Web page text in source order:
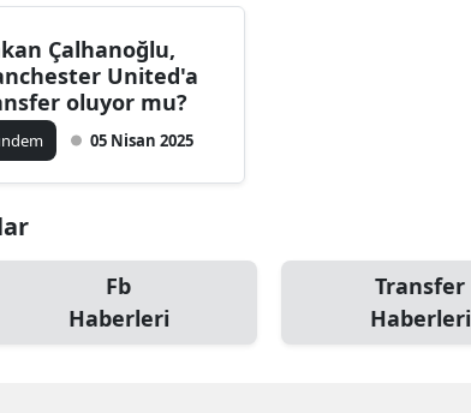
Çalhanoğlu,
United'a
oluyor mu?
05 Nisan 2025
Fb
Haberleri
Transfer
Haberleri